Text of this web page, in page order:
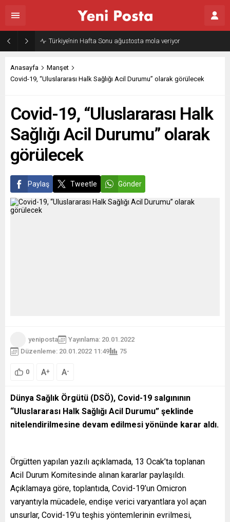
Gazze’nin geleceği: Teknokratik kontrol mü, kolonializm mi?
Anasayfa
Manşet
Covid-19, “Uluslararası Halk Sağlığı Acil Durumu” olarak görülecek
Covid-19, “Uluslararası Halk
Sağlığı Acil Durumu” olarak
görülecek
Paylaş Tweetle Gönder
yeniposta
Yayınlama: 20.01.2022
Düzenleme: 20.01.2022 11:49
75
0 A+ A-
Dünya Sağlık Örgütü (DSÖ), Covid-19 salgınının
“Uluslararası Halk Sağlığı Acil Durumu” şeklinde
nitelendirilmesine devam edilmesi yönünde karar aldı.
Örgütten yapılan yazılı açıklamada, 13 Ocak’ta toplanan
Acil Durum Komitesinde alınan kararlar paylaşıldı.
Açıklamaya göre, toplantıda, Covid-19’un Omicron
varyantıyla mücadele, endişe verici varyantlara yol açan
unsurlar, Covid-19’u teşhis yöntemlerinin evrilmesi,